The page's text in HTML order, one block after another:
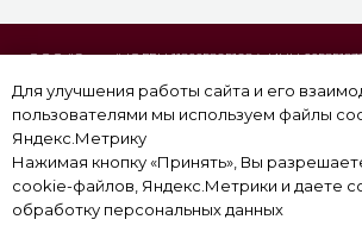
Для улучшения работы сайта и его
пользователями мы используем файлы
Яндекс.Метрику
Нажимая кнопку «Принять», Вы
cookie-файлов, Яндекс.Метрики и даете
обработку персональных данных